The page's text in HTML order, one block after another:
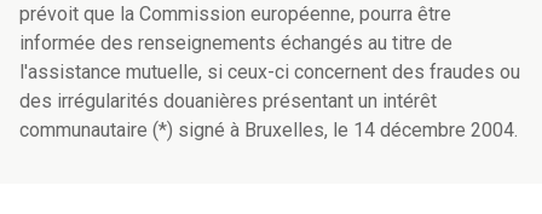
prévoit que la Commission européenne, pourra être
informée des renseignements échangés au titre de
l'assistance mutuelle, si ceux-ci concernent des fraudes ou
des irrégularités douanières présentant un intérêt
communautaire (*) signé à Bruxelles, le 14 décembre 2004.